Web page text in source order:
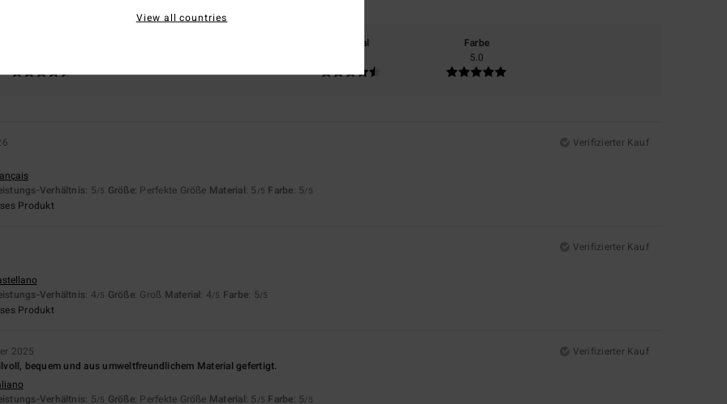
Leistungs-Verhältnis
Material
Farbe
5.0
Verifizierter Kauf
Verhältnis: 5/5 Größe: Perfekte Größe Material: 5 /5 Farbe: 5/5
Produkt
Verifizierter Kauf
Verhältnis: 4/5 Größe: Groß Material: 4/5 Farbe: 5/5
Produkt
2025
Verifizierter Kauf
bequem und aus umweltfreundlichem Material gefertigt.
Verhältnis: 5/5 Größe: Perfekte Größe Material: 5 /5 Farbe: 5/5
View all countries